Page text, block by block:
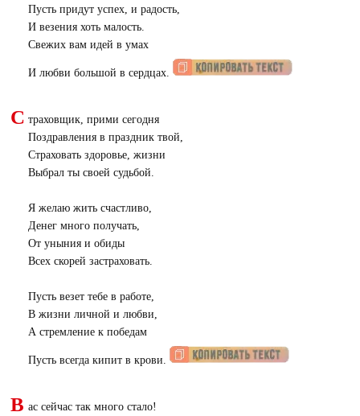
Пусть придут успех, и радость,
И везения хоть малость.
Свежих вам идей в умах
И любви большой в сердцах.
С траховщик, прими сегодня
Поздравления в праздник твой,
Страховать здоровье, жизни
Выбрал ты своей судьбой.
Я желаю жить счастливо,
Денег много получать,
От уныния и обиды
Всех скорей застраховать.
Пусть везет тебе в работе,
В жизни личной и любви,
А стремление к победам
Пусть всегда кипит в крови.
В ас сейчас так много стало!